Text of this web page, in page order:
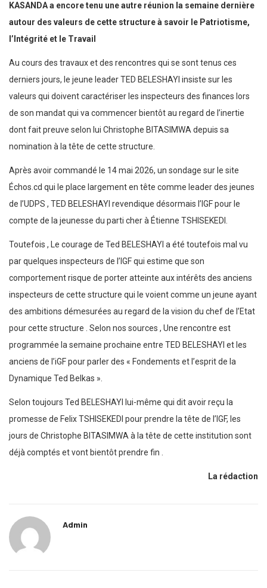
KASANDA a encore tenu une autre réunion la semaine dernière
autour des valeurs de cette structure à savoir le Patriotisme,
l’Intégrité et le Travail
Au cours des travaux et des rencontres qui se sont tenus ces
derniers jours, le jeune leader TED BELESHAYI insiste sur les
valeurs qui doivent caractériser les inspecteurs des finances lors
de son mandat qui va commencer bientôt au regard de l’inertie
dont fait preuve selon lui Christophe BITASIMWA depuis sa
nomination à la tête de cette structure.
Après avoir commandé le 14 mai 2026, un sondage sur le site
Échos.cd qui le place largement en tête comme leader des jeunes
de l’UDPS , TED BELESHAYI revendique désormais l’IGF pour le
compte de la jeunesse du parti cher à Étienne TSHISEKEDI.
Toutefois , Le courage de Ted BELESHAYI a été toutefois mal vu
par quelques inspecteurs de l’IGF qui estime que son
comportement risque de porter atteinte aux intérêts des anciens
inspecteurs de cette structure qui le voient comme un jeune ayant
des ambitions démesurées au regard de la vision du chef de l’Etat
pour cette structure . Selon nos sources , Une rencontre est
programmée la semaine prochaine entre TED BELESHAYI et les
anciens de l’iGF pour parler des « Fondements et l’esprit de la
Dynamique Ted Belkas ».
Selon toujours Ted BELESHAYI lui-même qui dit avoir reçu la
promesse de Felix TSHISEKEDI pour prendre la tête de l’IGF, les
jours de Christophe BITASIMWA à la tête de cette institution sont
déjà comptés et vont bientôt prendre fin .
La rédaction
Admin